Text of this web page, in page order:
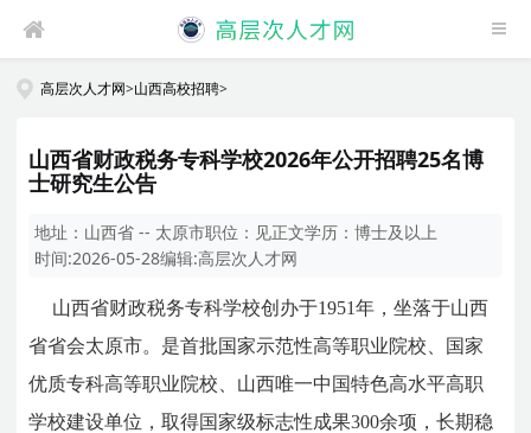
高层次人才网>山西高校招聘>
山西省财政税务专科学校2026年公开招聘25名博
士研究生公告
地址： 山西省 -- 太原市职位： 见正文学历：博士及以上
时间:2026-05-28编辑:高层次人才网
山西省财政税务专科学校创办于1951年，坐落于山西
省省会太原市。是首批国家示范性高等职业院校、国家
优质专科高等职业院校、山西唯一中国特色高水平高职
学校建设单位，取得国家级标志性成果300余项，长期稳